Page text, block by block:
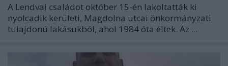
A Lendvai családot október 15-én lakoltatták ki
nyolcadik kerületi, Magdolna utcai önkormányzati
tulajdonú lakásukból, ahol 1984 óta éltek. Az ...